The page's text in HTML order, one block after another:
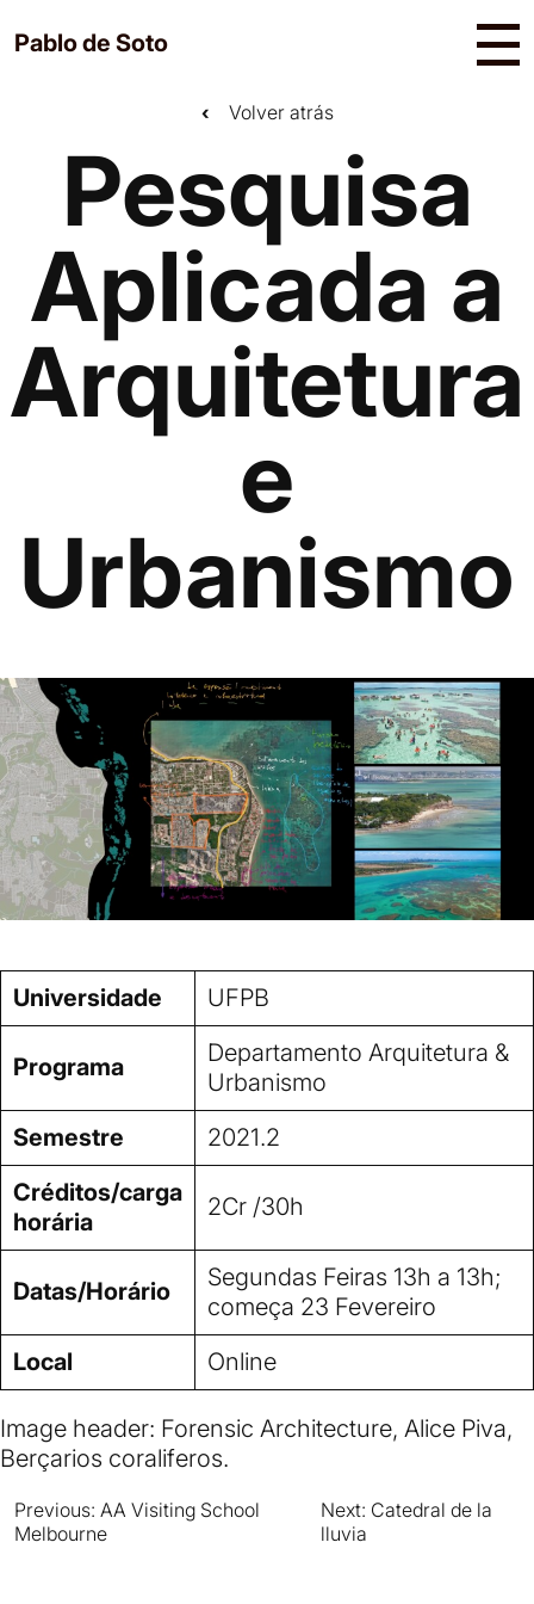
toPablo de Soto
Un curador y académico con una experiencia
iconoclasta que trasciende las fronteras
‹ Volver atrás
Pesquisa
Aplicada a
Arquitetura
e
Urbanismo
Universidade UFPB
Programa
Departamento Arquitetura &
Urbanismo
Semestre
2021.2
Créditos/carga
horária
2Cr /30h
Datas/Horário
Segundas Feiras 13h a 13h;
começa 23 Fevereiro
Local
Online
Image header: Forensic Architecture, Alice Piva,
Berçarios coraliferos.
Navegación
Previous: AA Visiting School
Melbourne
Next: Catedral de la
lluvia